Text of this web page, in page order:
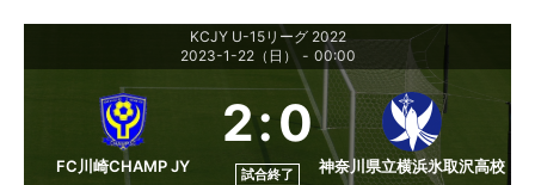
KCJY U-15リーグ 2022
2023-1-22（日）
- 00:00
FC川崎CHAMP JY
2:0
試合終了 神奈川県立横浜氷取沢高校